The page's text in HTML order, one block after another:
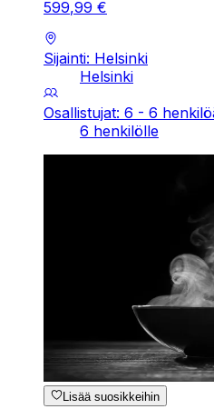
599,99 €
Sijainti: Helsinki
Helsinki
Osallistujat: 6 - 6
6 henkilölle
Lisää suosikkeihin